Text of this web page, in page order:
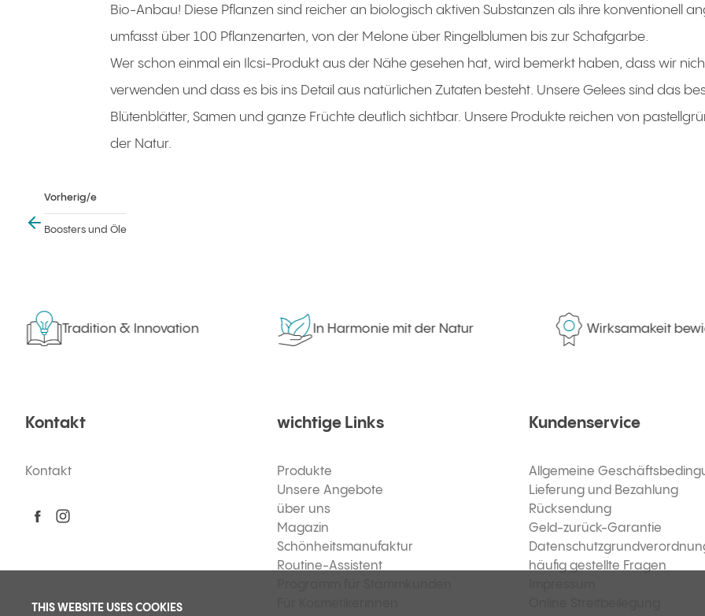
THIS WEBSITE USES COOKIES
Bio-Anbau! Diese Pflanzen sind reicher an biologisch aktiven Substanzen als ihre konventionell
umfasst über 100 Pflanzenarten, von der Melone über Ringelblumen bis zur Schafgarbe.
Wer schon einmal ein Ilcsi-Produkt aus der Nähe gesehen hat, wird bemerkt haben, dass wir
verwenden und dass es bis ins Detail aus natürlichen Zutaten besteht. Unsere Gelees sind das
Blütenblätter, Samen und ganze Früchte deutlich sichtbar. Unsere Produkte reichen von
der Natur.
vorherig/e
Boosters und Öle
Tradition & Innovation In Harmonie mit der Natur Wirksamakeit
Kontakt
Kontakt
wichtige Links
Produkte
Unsere Angebote
über uns
Magazin
Schönheitsmanufaktur
Routine-Assistent
Kundenservice
Allgemeine
Lieferung und Bezahlung
Rücksendung
Geld-zurück-Garantie
häufig gestellte Fragen